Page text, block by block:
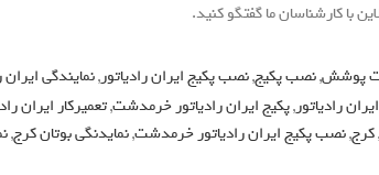
پوشش,نصب پکیج,نصب پکیج ایران رادیاتور,نمایندگی
رادیاتور,پکیج ایران رادیاتور خرمدشت,تعمیرکار ایران
کرج,نصب پکیج ایران رادیاتور خرمدشت,نمایدنگی بوتان کرج,